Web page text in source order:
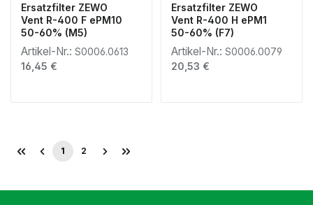
Ersatzfilter ZEWO
Vent R-400 F ePM10
50-60% (M5)
Artikel-Nr.: S0006.0613
Regulärer Preis:
16,45 €
Ersatzfilter ZEWO
Vent R-400 H ePM1
50-60% (F7)
Artikel-Nr.: S0006.0079
Regulärer Preis:
20,53 €
Seite
1 Seite
2